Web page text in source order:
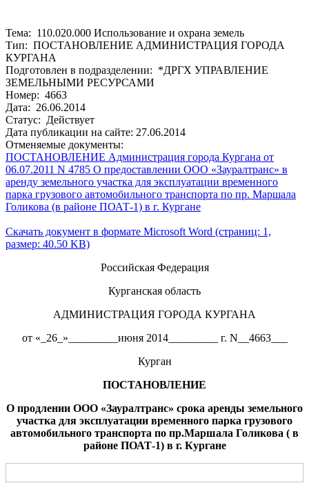
Тема: 110.020.000 Использование и охрана земель
Тип: ПОСТАНОВЛЕНИЕ АДМИНИСТРАЦИЯ ГОРОДА
КУРГАНА
Подготовлен в подразделении: *ДРГХ УПРАВЛЕНИЕ
ЗЕМЕЛЬНЫМИ РЕСУРСАМИ
Номер: 4663
Дата: 26.06.2014
Статус: Действует
Дата публикации на сайте: 27.06.2014
Отменяемые документы:
ПОСТАНОВЛЕНИЕ Администрация города Кургана от
06.07.2011 N 4785 О предоставлении ООО «Зауралтранс» в
аренду земельного участка для эксплуатации временного
парка грузового автомобильного транспорта по пр. Маршала
Голикова (в районе ПОАТ-1) в г. Кургане
Скачать документ в формате Microsoft Word (страниц: 1,
размер: 40.50 KB)
Российская Федерация
Курганская область
АДМИНИСТРАЦИЯ ГОРОДА КУРГАНА
от «_26_»_________июня 2014_________ г. N__4663___
Курган
ПОСТАНОВЛЕНИЕ
О продлении ООО «Зауралтранс» срока аренды земельного
участка для эксплуатации временного парка грузового
автомобильного транспорта по пр.Маршала Голикова ( в
районе ПОАТ-1)в г. Кургане